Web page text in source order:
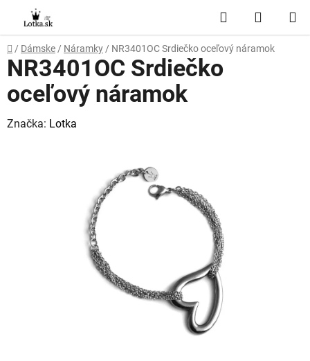
obsah
Hľadať
KOŠÍK
Domov
/ Dámske / Náramky / NR3401OC Srdiečko oceľový náramok
NR3401OC Srdiečko
oceľový náramok
Značka: Lotka